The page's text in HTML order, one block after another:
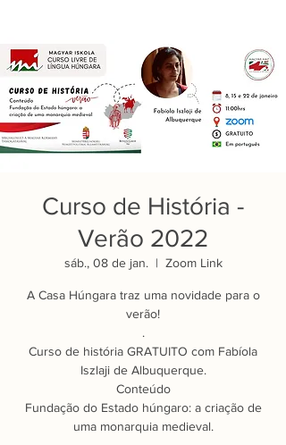
Curso de História -
Verão 2022
sáb., 08 de jan.
  |
Zoom Link
A Casa Húngara traz uma novidade para o
verão!
.
Curso de história GRATUITO com Fabíola
Iszlaji de Albuquerque.
Conteúdo
Fundação do Estado húngaro: a criação de
uma monarquia medieval.